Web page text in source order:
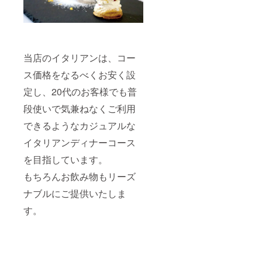
当店のイタリアンは、コー
ス価格をなるべくお安く設
定し、20代のお客様でも普
段使いで気兼ねなくご利用
できるようなカジュアルな
イタリアンディナーコース
を目指しています。
もちろんお飲み物もリーズ
ナブルにご提供いたしま
す。